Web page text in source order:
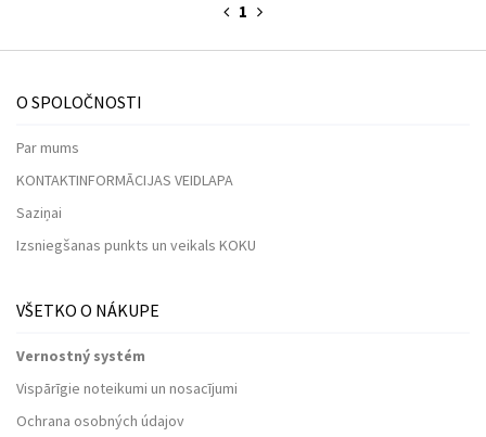
1
O SPOLOČNOSTI
Par mums
KONTAKTINFORMĀCIJAS VEIDLAPA
Saziņai
Izsniegšanas punkts un veikals KOKU
VŠETKO O NÁKUPE
Vernostný systém
Vispārīgie noteikumi un nosacījumi
Ochrana osobných údajov